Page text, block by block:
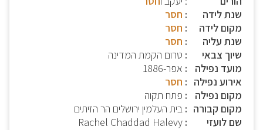
שנת לידה
חסר
מקום לידה
חסר
שנת עליה
חסר
שיוך צבאי
טרום הקמת המדינה
מועד נפילה
אפר-1886
אירוע נפילה
חסר
מקום נפילה
פתח תקוה
מקום קבורה
בית העלמין ירושלים הר הזיתים
שם לועזי
Rachel Chaddad Halevy